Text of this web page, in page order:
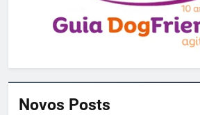
Novos Posts